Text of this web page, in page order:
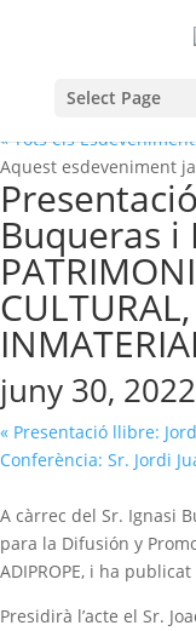
Select Page
« Tots els
Aquest esdeveniment
Buqueras i
juny 30,
« Presentació llibre:
Conferència: Sr. Jordi
A càrrec del Sr. Ignasi
para la Difusión y
ADIPROPE, i ha
Presidirà l’acte el Sr.